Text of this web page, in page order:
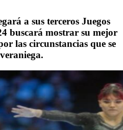
a sus terceros Juegos
buscará mostrar su mejor
las circunstancias que se